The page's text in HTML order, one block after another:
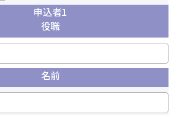
申込者1
役職
名前